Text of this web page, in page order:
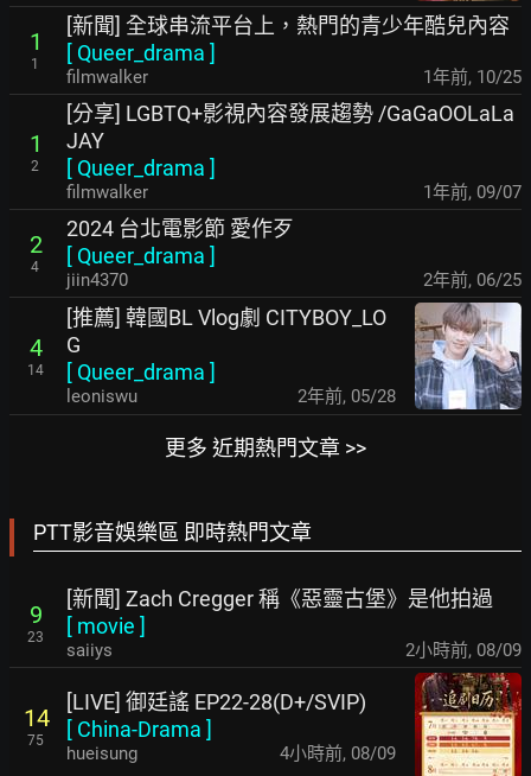
1
1
[新聞] 全球串流平台上，熱門的青少年酷兒內容
[ Queer_drama ]
filmwalker 1年前, 10/25
1
2
[分享] LGBTQ+影視內容發展趨勢 /GaGaOOLaLa
JAY
[ Queer_drama ]
filmwalker 1年前, 09/07
2
4
2024 台北電影節 愛作歹
[ Queer_drama ]
jiin4370 2年前, 06/25
4
14
[推薦] 韓國BL Vlog劇 CITYBOY_LO
G
[ Queer_drama ]
leoniswu 2年前, 05/28
更多 近期熱門文章 >>
PTT影音娛樂區 即時熱門文章
9
23
[新聞] Zach Cregger 稱《惡靈古堡》是他拍過
[ movie ]
saiiys 2小時前, 08/09
14
75
[LIVE] 御廷謠 EP22-28(D+/SVIP)
[ China-Drama ]
hueisung 4小時前, 08/09